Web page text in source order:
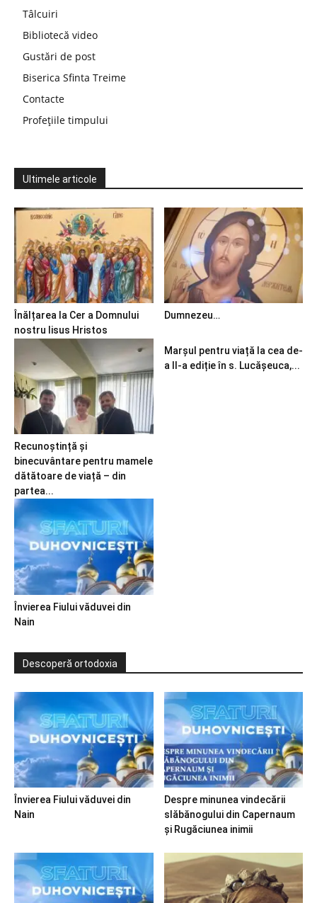
Tâlcuiri
Bibliotecă video
Gustări de post
Biserica Sfinta Treime
Contacte
Profețiile timpului
Ultimele articole
Înălțarea la Cer a Domnului
nostru Iisus Hristos
Dumnezeu…
Recunoștință și
binecuvântare pentru mamele
dătătoare de viață – din
partea...
Marșul pentru viață la cea de-
a II-a ediție în s. Lucășeuca,...
Învierea Fiului văduvei din
Nain
Descoperă ortodoxia
Învierea Fiului văduvei din
Nain
Despre minunea vindecării
slăbănogului din Capernaum
și Rugăciunea inimii